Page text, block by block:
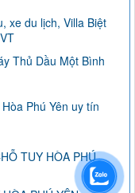
xe du lịch, Villa Biệt
Thủ Dầu Một Bình
Phú Yên uy tín
TUY HÒA PHÚ